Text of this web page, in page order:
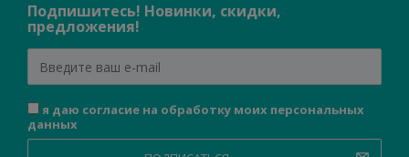
Подпишитесь! Новинки, скидки,
предложения!
я даю согласие на обработку моих персональных
данных